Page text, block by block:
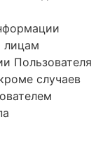
лицам
Пользователя
случаев